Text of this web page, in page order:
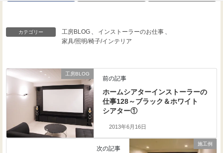
カテゴリー 工房BLOG 、 インストーラーのお仕事 、
家具/照明/椅子/インテリア
工房BLOG
前の記事
ホームシアターインストーラーの
仕事128～ブラック＆ホワイト
シアター①
2013年6月16日
施工例
次の記事